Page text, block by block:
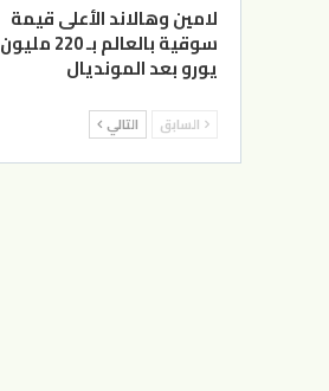
لامين وهالاند الأعلى قيمة
سوقية بالعالم بـ 220 مليون
يورو بعد المونديال
السابق التالي